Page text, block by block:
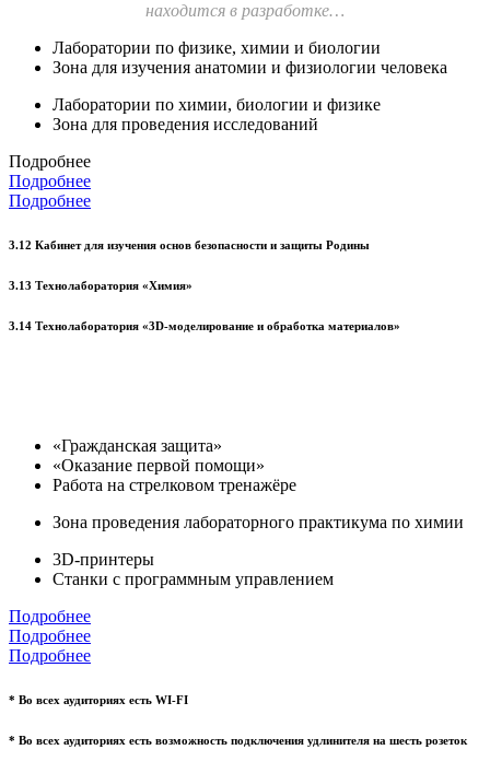
находится в разработке…
Лаборатории по физике, химии и биологии
Зона для изучения анатомии и физиологии человека
Лаборатории по химии, биологии и физике
Зона для проведения исследований
Подробнее
Подробнее
Подробнее
3.12 Кабинет для изучения основ безопасности и защиты Родины
3.13 Технолаборатория «Химия»
3.14 Технолаборатория «3D-моделирование и обработка материалов»
«Гражданская защита»
«Оказание первой помощи»
Работа на стрелковом тренажёре
Зона проведения лабораторного практикума по химии
3D-принтеры
Станки с программным управлением
Подробнее
Подробнее
Подробнее
* Во всех аудиториях есть WI-FI
* Во всех аудиториях есть возможность подключения удлинителя на шесть розеток